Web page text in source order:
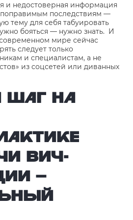
и недостоверная информация
последствиям —
тему для себя табуировать
бояться — нужно знать. И
мире сейчас
следует только
и специалистам, а не
из соцсетей или диванных
ШАГ НА
ВИЧ-
–